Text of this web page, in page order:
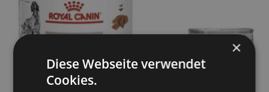
×
Diese Webseite verwendet
Cookies.